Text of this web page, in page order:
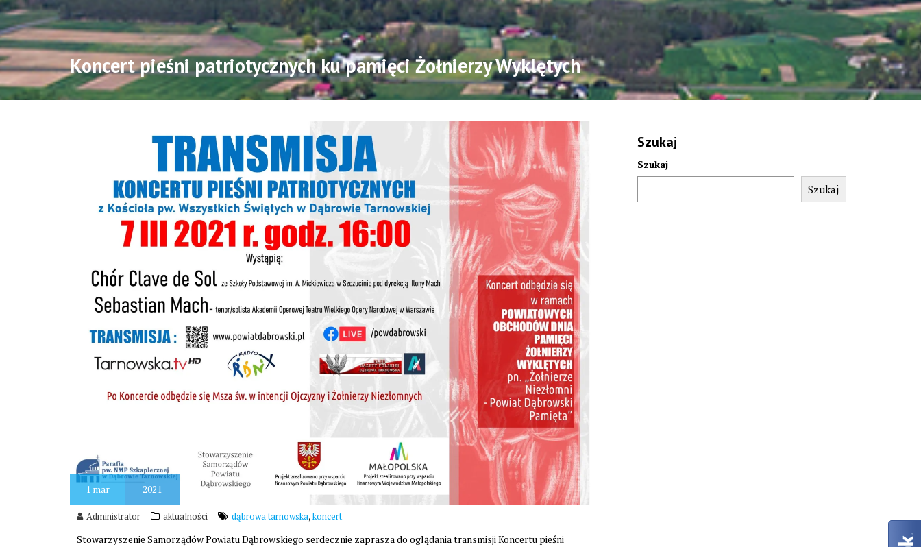
Koncert pieśni patriotycznych ku pamięci Żołnierzy Wyklętych
1 mar 2021
Administrator aktualności dąbrowa tarnowska,koncert
Stowarzyszenie Samorządów Powiatu Dąbrowskiego serdecznie zaprasza do oglądania transmisji Koncertu pieśni
Szukaj
Szukaj
Szukaj